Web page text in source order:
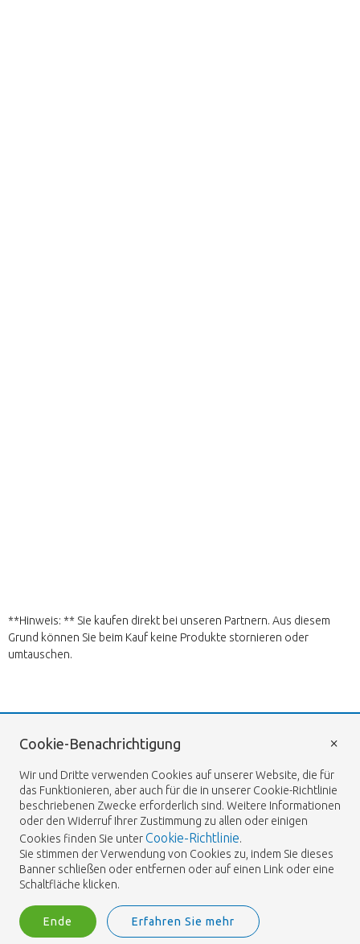
**Hinweis: ** Sie kaufen direkt bei unseren Partnern. Aus diesem
Grund können Sie beim Kauf keine Produkte stornieren oder
umtauschen.
Zurück
Wir bitten um Entschuldigung
Diese Seite existiert nicht. Klicken Sie auf
den untenstehenden Knopf, um zurück zum
Shop zu gehen.
Heemskerk Flowers
Home
Shop
Stellenangebote
Kontaktperson
Cookie-Benachrichtigung
Wir und Dritte verwenden Cookies auf unserer Website, die für
das Funktionieren, aber auch für die in unserer Cookie-Richtlinie
beschriebenen Zwecke erforderlich sind. Weitere Informationen
oder den Widerruf Ihrer Zustimmung zu allen oder einigen
Cookies finden Sie unterCookie-Richtlinie.
Sie stimmen der Verwendung von Cookies zu, indem Sie dieses
Banner schließen oder entfernen oder auf einen Link oder eine
Schaltfläche klicken.
Ende Erfahren Sie mehr
×